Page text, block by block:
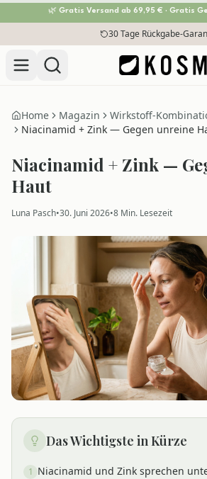
🌿 Gratis Versand ab 69,95 € · Gratis
Zum Inhalt springen30 Tage Rückgabe-
Home Magazin
Wirkstoff-
Niacinamid + Zink — Gegen unreine
Niacinamid + Zink —
Haut
Luna Pasch•30. Juni 2026•8 Min. Lesezeit
Das Wichtigste in Kürze
1 Niacinamid und Zink sprechen